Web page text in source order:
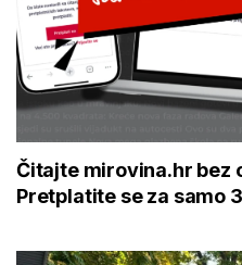
Čitajte mirovina.hr bez
Pretplatite se za samo